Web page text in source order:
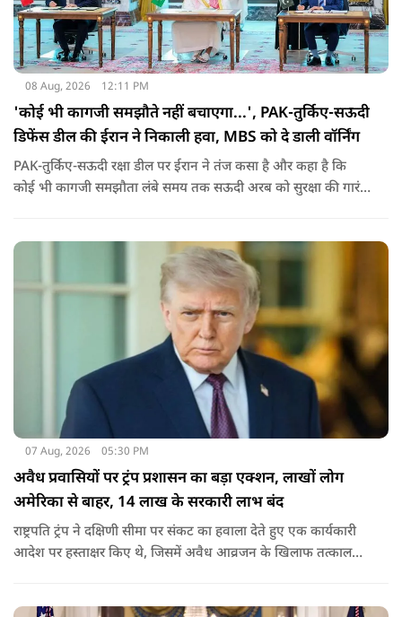
08 Aug, 2026 12:11 PM
'कोई भी कागजी समझौते नहीं बचाएगा...', PAK-तुर्किए-सऊदी
डिफेंस डील की ईरान ने निकाली हवा, MBS को दे डाली वॉर्निंग
PAK-तुर्किए-सऊदी रक्षा डील पर ईरान ने तंज कसा है और कहा है कि
कोई भी कागजी समझौता लंबे समय तक सऊदी अरब को सुरक्षा की गारंटी
07 Aug, 2026 05:30 PM
अवैध प्रवासियों पर ट्रंप प्रशासन का बड़ा एक्शन, लाखों लोग
अमेरिका से बाहर, 14 लाख के सरकारी लाभ बंद
राष्ट्रपति ट्रंप ने दक्षिणी सीमा पर संकट का हवाला देते हुए एक कार्यकारी
आदेश पर हस्ताक्षर किए थे, जिसमें अवैध आव्रजन के खिलाफ तत्काल